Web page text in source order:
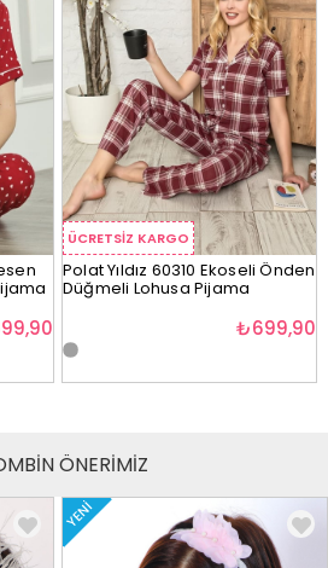
ÜCRETSIZ KARGO
Polat Yıldız 60310 Ekoseli Önden
Düğmeli Lohusa Pijama
₺699,90
ÖNERİMİZ
YENI